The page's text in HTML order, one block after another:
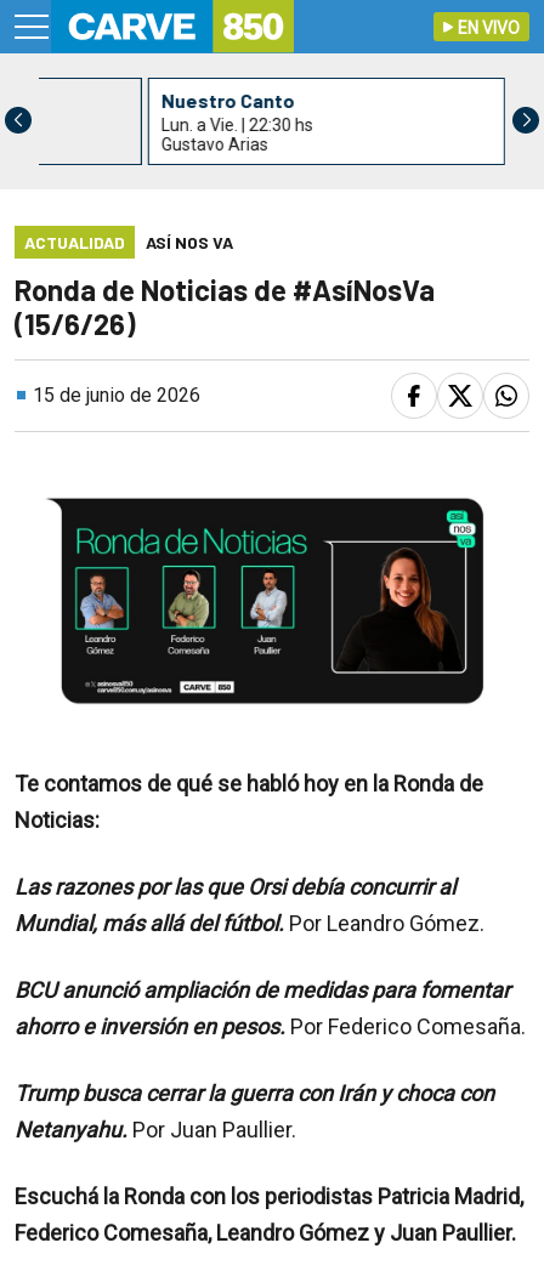
EN VIVO
Nuestro Canto
Lun. a Vie. | 22:30 hs
Gustavo Arias
ACTUALIDAD ASÍ NOS VA
Ronda de Noticias de #AsíNosVa
(15/6/26)
15 de junio de 2026
Te contamos de qué se habló hoy en la Ronda de
Noticias:
Las razones por las que Orsi debía concurrir al
Mundial, más allá del fútbol. Por Leandro Gómez.
BCU anunció ampliación de medidas para fomentar
ahorro e inversión en pesos. Por Federico Comesaña.
Trump busca cerrar la guerra con Irán y choca con
Netanyahu. Por Juan Paullier.
Escuchá la Ronda con los periodistas Patricia Madrid,
Federico Comesaña, Leandro Gómez y Juan Paullier.